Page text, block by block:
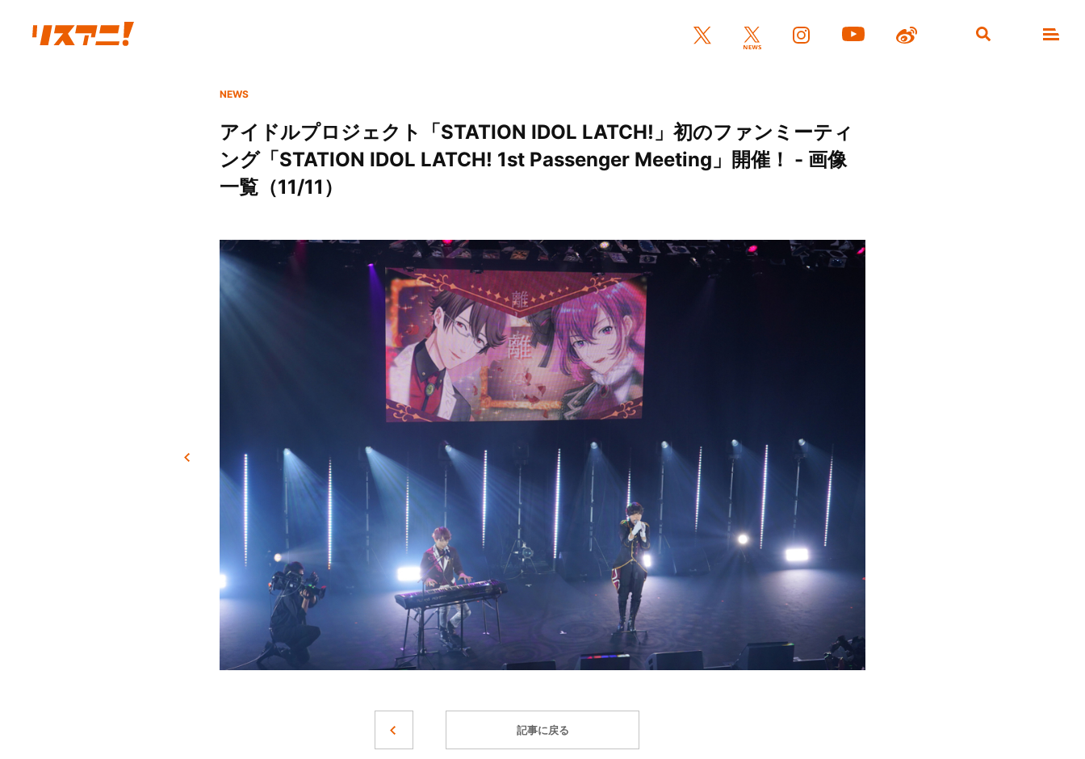
NEWS
アイドルプロジェクト「STATION IDOL LATCH!」初のファンミーティ
ング「STATION IDOL LATCH! 1st Passenger Meeting」開催！ - 画像
一覧（11/11）
記事に戻る